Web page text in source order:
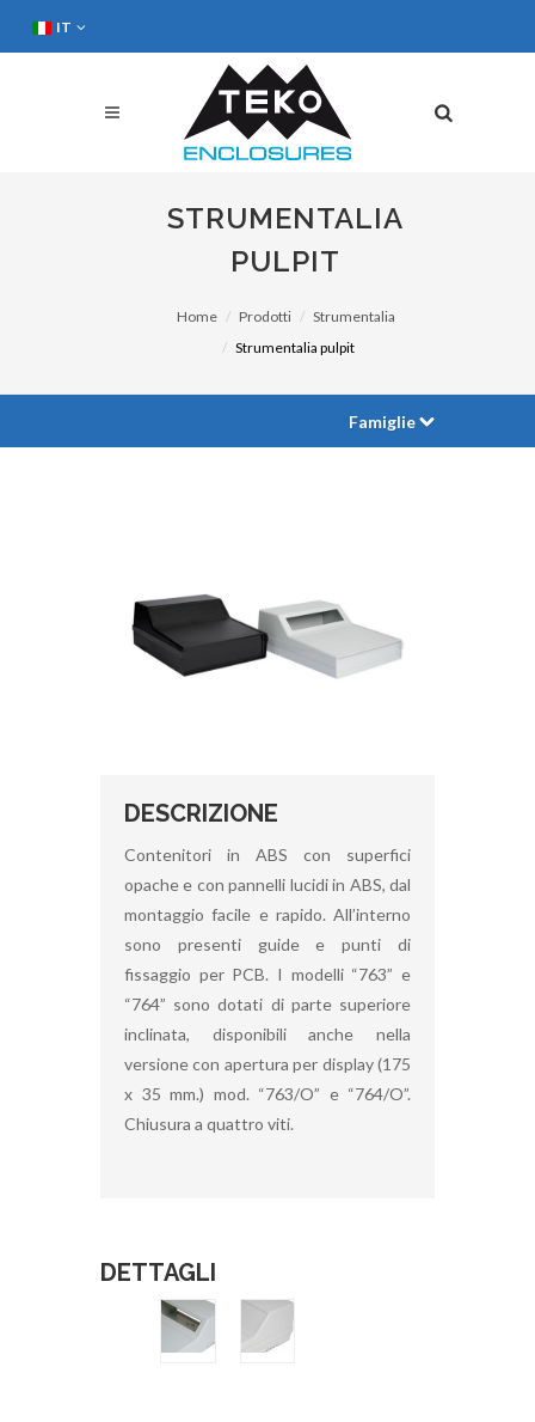
IT
STRUMENTALIA
PULPIT
Home Prodotti
Strumentalia
Strumentalia pulpit
Famiglie
DESCRIZIONE
Contenitori in ABS con superfici
opache e con pannelli lucidi in ABS, dal
montaggio facile e rapido. All’interno
sono presenti guide e punti di
fissaggio per PCB. I modelli “763” e
“764” sono dotati di parte superiore
inclinata, disponibili anche nella
versione con apertura per display (175
x 35 mm.) mod. “763/O” e “764/O”.
Chiusura a quattro viti.
DETTAGLI